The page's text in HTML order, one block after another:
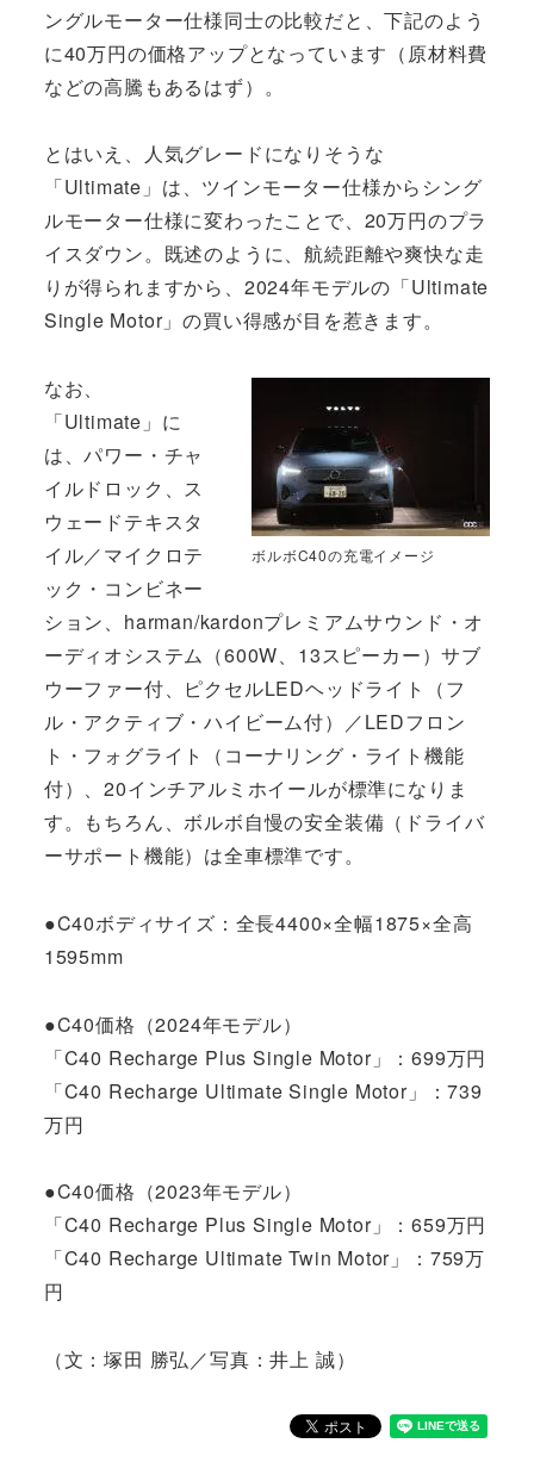
ングルモーター仕様同士の比較だと、下記のよう
に40万円の価格アップとなっています（原材料費
などの高騰もあるはず）。
とはいえ、人気グレードになりそうな
「Ultimate」は、ツインモーター仕様からシング
ルモーター仕様に変わったことで、20万円のプラ
イスダウン。既述のように、航続距離や爽快な走
りが得られますから、2024年モデルの「Ultimate
Single Motor」の買い得感が目を惹きます。
ボルボC40の充電イメージ
なお、
「Ultimate」に
は、パワー・チャ
イルドロック、ス
ウェードテキスタ
イル／マイクロテ
ック・コンビネー
ション、harman/kardonプレミアムサウンド・オ
ーディオシステム（600W、13スピーカー）サブ
ウーファー付、ピクセルLEDヘッドライト（フ
ル・アクティブ・ハイビーム付）／LEDフロン
ト・フォグライト（コーナリング・ライト機能
付）、20インチアルミホイールが標準になりま
す。もちろん、ボルボ自慢の安全装備（ドライバ
ーサポート機能）は全車標準です。
●C40ボディサイズ：全長4400×全幅1875×全高
1595mm
●C40価格（2024年モデル）
「C40 Recharge Plus Single Motor」：699万円
「C40 Recharge Ultimate Single Motor」：739
万円
●C40価格（2023年モデル）
「C40 Recharge Plus Single Motor」：659万円
「C40 Recharge Ultimate Twin Motor」：759万
円
（文：塚田 勝弘／写真：井上 誠）